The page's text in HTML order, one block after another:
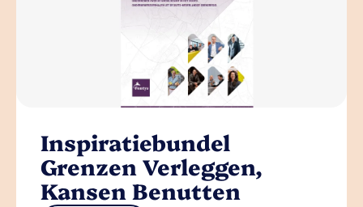
Inspiratiebundel
Grenzen Verleggen,
Kansen Benutten